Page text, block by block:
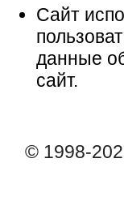
Сайт
данные
сайт.
© 1998-